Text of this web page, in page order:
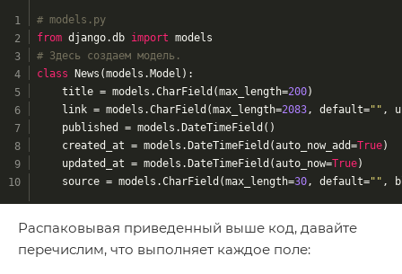
# models.py
from django.db import models
# Здесь создаем модель.
class News (models.Model) :
    title = models.CharField(max_length=
200)
    link = models.CharField(max_length=
2083 , default="" ,
    published = models.DateTimeField()
    created_at = models.DateTimeField(auto_now_add=
True)
    updated_at = models.DateTimeField(auto_now=
True)
    source = models.CharField(max_length=
30 , default="" ,
Распаковывая приведенный выше код, давайте
перечислим, что выполняет каждое поле: